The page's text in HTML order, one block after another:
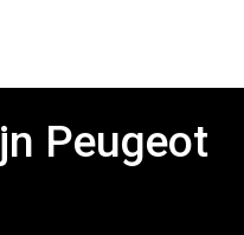
Peugeot